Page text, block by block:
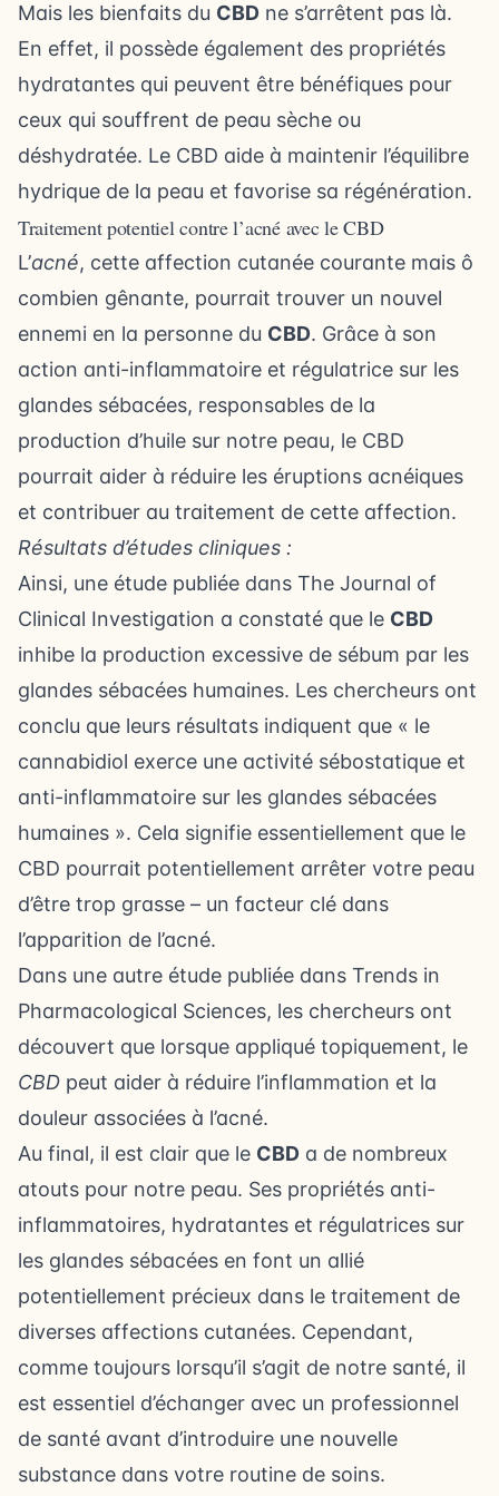
Mais les bienfaits du CBD ne s’arrêtent pas là.
En effet, il possède également des propriétés
hydratantes qui peuvent être bénéfiques pour
ceux qui souffrent de peau sèche ou
déshydratée. Le CBD aide à maintenir l’équilibre
hydrique de la peau et favorise sa régénération.
Traitement potentiel contre l’acné avec le CBD
L’acné, cette affection cutanée courante mais ô
combien gênante, pourrait trouver un nouvel
ennemi en la personne du CBD. Grâce à son
action anti-inflammatoire et régulatrice sur les
glandes sébacées, responsables de la
production d’huile sur notre peau, le CBD
pourrait aider à réduire les éruptions acnéiques
et contribuer au traitement de cette affection.
Résultats d’études cliniques :
Ainsi, une étude publiée dans The Journal of
Clinical Investigation a constaté que le CBD
inhibe la production excessive de sébum par les
glandes sébacées humaines. Les chercheurs ont
conclu que leurs résultats indiquent que « le
cannabidiol exerce une activité sébostatique et
anti-inflammatoire sur les glandes sébacées
humaines ». Cela signifie essentiellement que le
CBD pourrait potentiellement arrêter votre peau
d’être trop grasse – un facteur clé dans
l’apparition de l’acné.
Dans une autre étude publiée dans Trends in
Pharmacological Sciences, les chercheurs ont
découvert que lorsque appliqué topiquement, le
CBD peut aider à réduire l’inflammation et la
douleur associées à l’acné.
Au final, il est clair que le CBD a de nombreux
atouts pour notre peau. Ses propriétés anti-
inflammatoires, hydratantes et régulatrices sur
les glandes sébacées en font un allié
potentiellement précieux dans le traitement de
diverses affections cutanées. Cependant,
comme toujours lorsqu’il s’agit de notre santé, il
est essentiel d’échanger avec un professionnel
de santé avant d’introduire une nouvelle
substance dans votre routine de soins.